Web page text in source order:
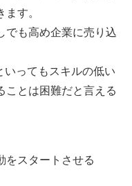
ます。
でも高め企業に売り込
いってもスキルの低い
ことは困難だと言える
をスタートさせる